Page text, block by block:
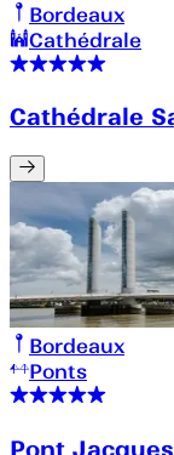
Bordeaux
Cathédrale
Cathédrale
Bordeaux
Ponts